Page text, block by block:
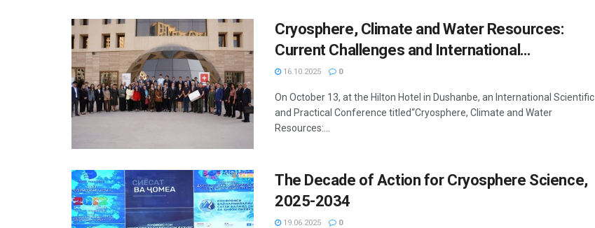
Cryosphere, Climate and Water Resources:
Current Challenges and International
Cooperation
16.10.2025 0
On October 13, at the Hilton Hotel in Dushanbe, an International Scientific
and Practical Conference titled“Cryosphere, Climate and Water
Resources:...
The Decade of Action for Cryosphere Science,
2025-2034
19.06.2025 0